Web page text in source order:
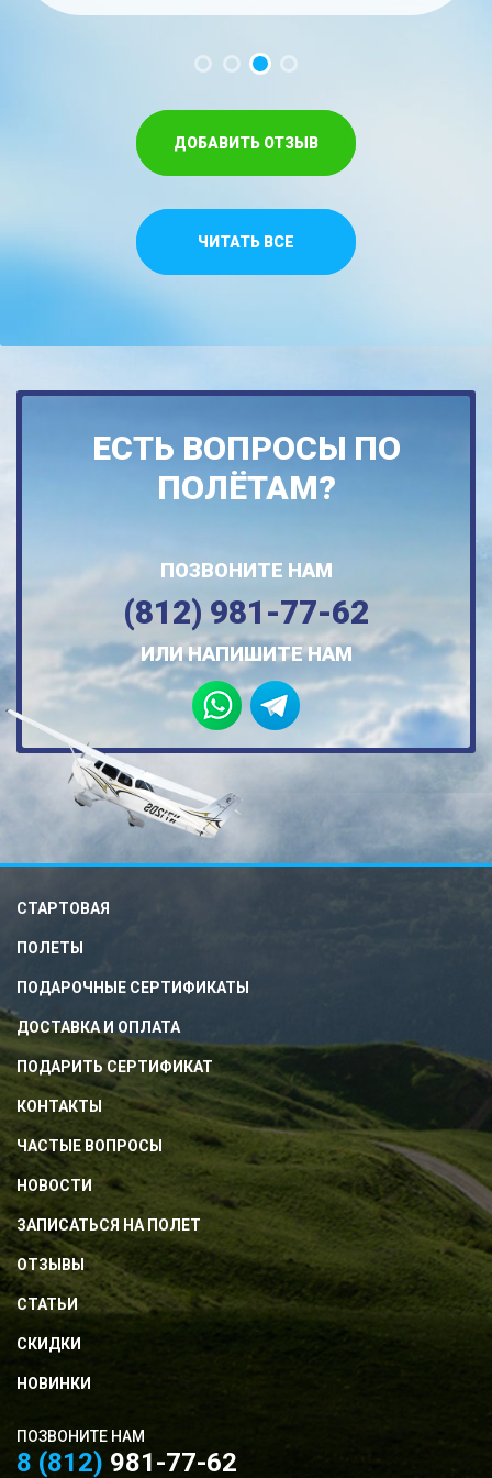
ДОБАВИТЬ ОТЗЫВ
ЧИТАТЬ ВСЕ
ЕСТЬ ВОПРОСЫ ПО
ПОЛЁТАМ?
ПОЗВОНИТЕ НАМ
(812) 981-77-62
ИЛИ НАПИШИТЕ НАМ
СТАРТОВАЯ
ПОЛЕТЫ
ПОДАРОЧНЫЕ СЕРТИФИКАТЫ
ДОСТАВКА И ОПЛАТА
ПОДАРИТЬ СЕРТИФИКАТ
КОНТАКТЫ
ЧАСТЫЕ ВОПРОСЫ
НОВОСТИ
ЗАПИСАТЬСЯ НА ПОЛЕТ
ОТЗЫВЫ
СТАТЬИ
СКИДКИ
НОВИНКИ
ПОЗВОНИТЕ НАМ
8 (812) 981-77-62